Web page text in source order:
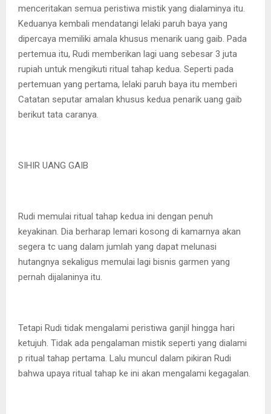
menceritakan semua peristiwa mistik yang dialaminya itu.
Keduanya kembali mendatangi lelaki paruh baya yang
dipercaya memiliki amala khusus menarik uang gaib. Pada
pertemua itu, Rudi memberikan lagi uang sebesar 3 juta
rupiah untuk mengikuti ritual tahap kedua. Seperti pada
pertemuan yang pertama, lelaki paruh baya itu memberi
Catatan seputar amalan khusus kedua penarik uang gaib
berikut tata caranya.
SIHIR UANG GAIB
Rudi memulai ritual tahap kedua ini dengan penuh
keyakinan. Dia berharap lemari kosong di kamarnya akan
segera tc uang dalam jumlah yang dapat melunasi
hutangnya sekaligus memulai lagi bisnis garmen yang
pernah dijalaninya itu.
Tetapi Rudi tidak mengalami peristiwa ganjil hingga hari
ketujuh. Tidak ada pengalaman mistik seperti yang dialami
p ritual tahap pertama. Lalu muncul dalam pikiran Rudi
bahwa upaya ritual tahap ke ini akan mengalami kegagalan.